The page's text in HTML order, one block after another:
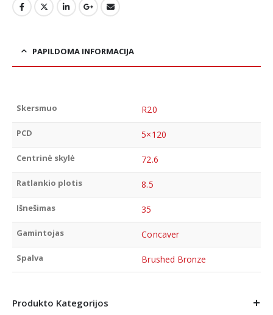
PAPILDOMA INFORMACIJA
Skersmuo R20
PCD 5×120
Centrinė skylė 72.6
Ratlankio plotis 8.5
Išnešimas 35
Gamintojas Concaver
Spalva Brushed Bronze
Produkto Kategorijos